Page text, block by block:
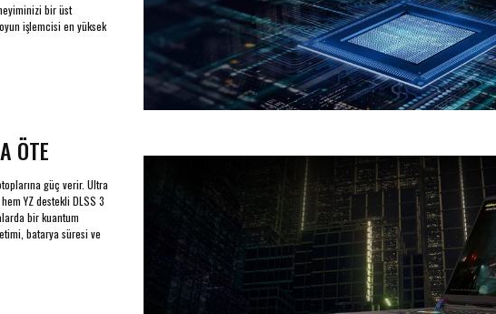
bir üst
işlemcisi en yüksek
ÖTE
güç verir. Ultra
YZ destekli DLSS 3
bir kuantum
batarya süresi ve